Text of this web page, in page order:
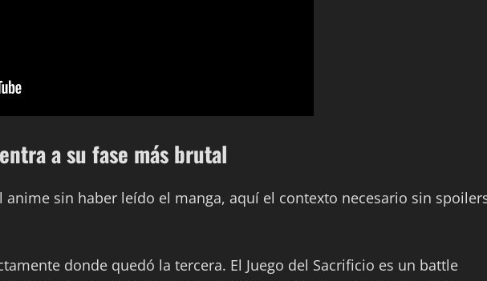
a su fase más brutal
anime sin haber leído el manga, aquí el contexto necesario sin
donde quedó la tercera. El Juego del Sacrificio es un battle